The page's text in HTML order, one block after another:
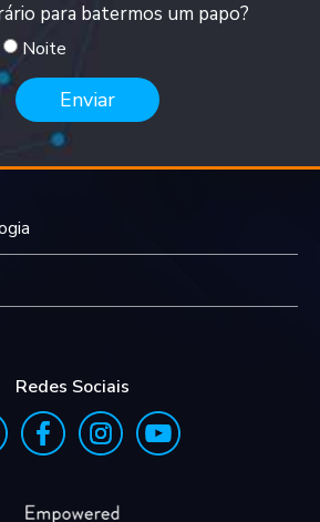
para batermos um papo?
Noite
Enviar
Redes Sociais